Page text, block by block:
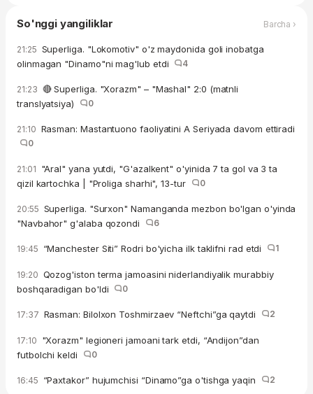
So'nggi yangiliklar Barcha ›
21:25 Superliga. "Lokomotiv" o'z maydonida goli inobatga
olinmagan "Dinamo"ni mag'lub etdi
4
21:23 🔴 Superliga. "Xorazm" – "Mashal" 2:0 (matnli
translyatsiya)
0
21:10 Rasman: Mastantuono faoliyatini A Seriyada davom ettiradi
0
21:01 "Aral" yana yutdi, "G'azalkent" o'yinida 7 ta gol va 3 ta
qizil kartochka | "Proliga sharhi", 13-tur
0
20:55 Superliga. "Surxon" Namanganda mezbon bo'lgan o'yinda
"Navbahor" g'alaba qozondi
6
19:45 “Manchester Siti” Rodri bo'yicha ilk taklifni rad etdi 1
19:20 Qozog'iston terma jamoasini niderlandiyalik murabbiy
boshqaradigan bo'ldi
0
17:37 Rasman: Bilolxon Toshmirzaev “Neftchi”ga qaytdi 2
17:10 "Xorazm" legioneri jamoani tark etdi, “Andijon”dan
futbolchi keldi
0
16:45 “Paxtakor” hujumchisi “Dinamo”ga o'tishga yaqin 2